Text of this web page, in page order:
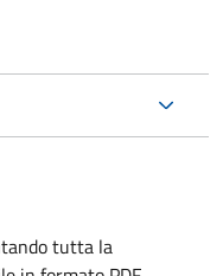
tutta la